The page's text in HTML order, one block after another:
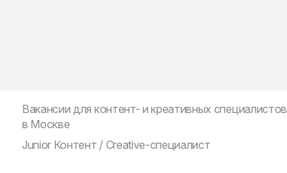
Вакансии для контент- и креативных специалистов
в Москве
Junior Контент / Creative-специалист